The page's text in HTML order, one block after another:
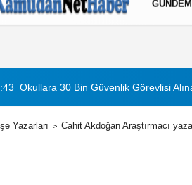
İletişim Çerez Politikası
GÜNDEM
Okullara 30 Bin Güvenlik Görevlisi
Yazarları Cahit Akdoğan Araştırmacı